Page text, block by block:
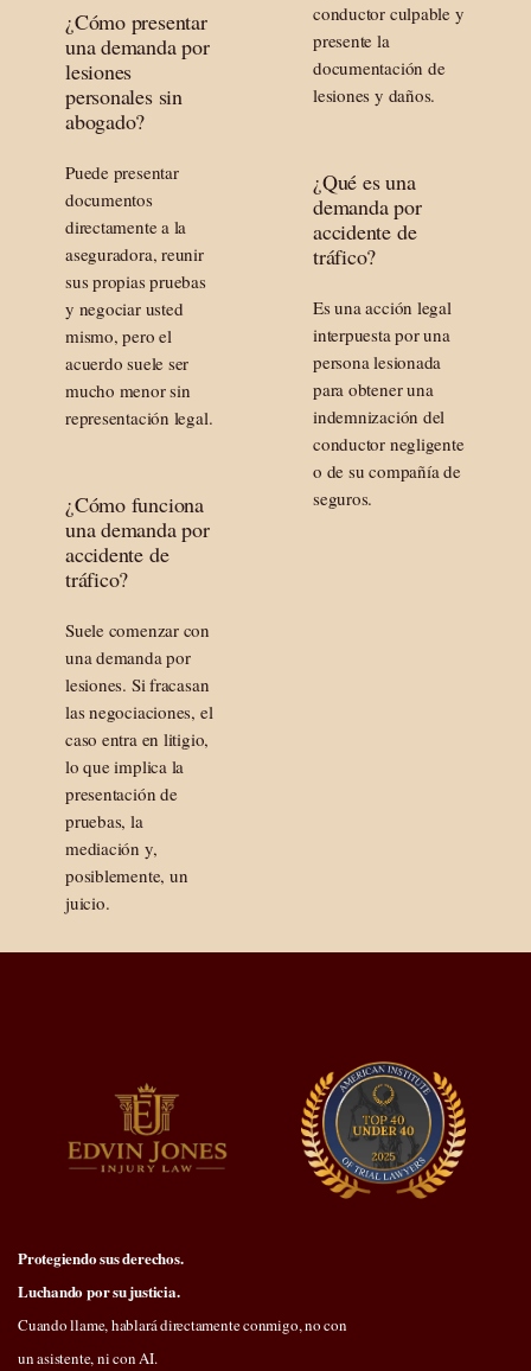
¿Cómo presentar
una demanda por
lesiones
personales sin
abogado?
Puede presentar
documentos
directamente a la
aseguradora, reunir
sus propias pruebas
y negociar usted
mismo, pero el
acuerdo suele ser
mucho menor sin
representación legal.
¿Cómo funciona
una demanda por
accidente de
tráfico?
Suele comenzar con
una demanda por
lesiones. Si fracasan
las negociaciones, el
caso entra en litigio,
lo que implica la
presentación de
pruebas, la
mediación y,
posiblemente, un
juicio.
conductor culpable y
presente la
documentación de
lesiones y daños.
¿Qué es una
demanda por
accidente de
tráfico?
Es una acción legal
interpuesta por una
persona lesionada
para obtener una
indemnización del
conductor negligente
o de su compañía de
seguros.
Protegiendo sus derechos.
Luchando por su justicia.
Cuando llame, hablará directamente conmigo, no con
un asistente, ni con AI.